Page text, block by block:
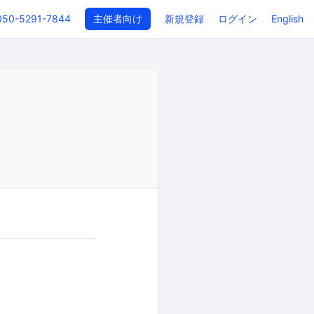
5291-7844 主催者向け 新規登録 ログイン English